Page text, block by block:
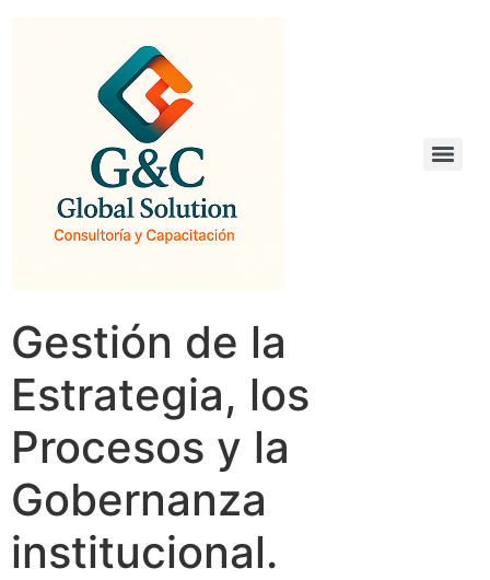
Gestión de la
Estrategia, los
Procesos y la
Gobernanza
institucional.